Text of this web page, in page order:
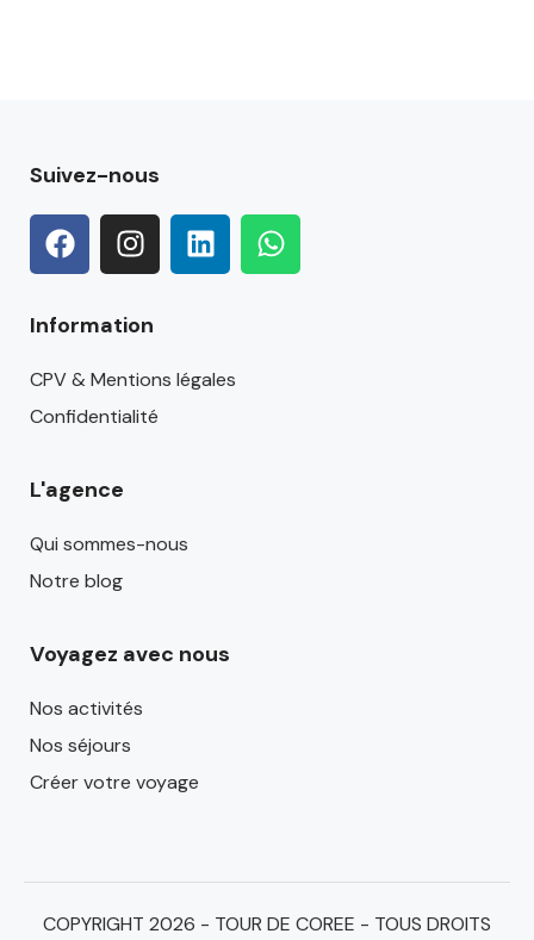
Suivez-nous
Information
CPV & Mentions légales
Confidentialité
L'agence
Qui sommes-nous
Notre blog
Voyagez avec nous
Nos activités
Nos séjours
Créer votre voyage
COPYRIGHT 2026 - TOUR DE COREE - TOUS DROITS